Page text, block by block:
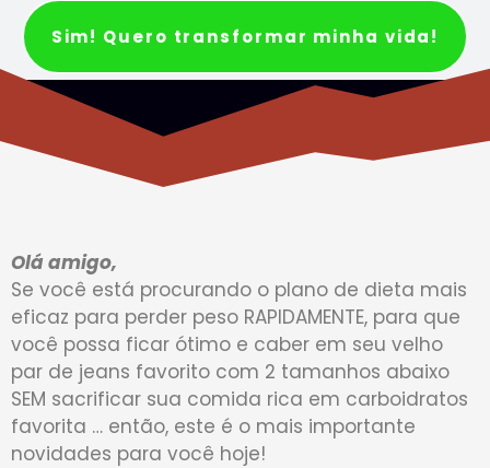
Sim! Quero transformar minha vida!
Olá amigo,
Se você está procurando o plano de dieta mais
eficaz para perder peso RAPIDAMENTE, para que
você possa ficar ótimo e caber em seu velho
par de jeans favorito com 2 tamanhos abaixo
SEM sacrificar sua comida rica em carboidratos
favorita … então, este é o mais importante
novidades para você hoje!